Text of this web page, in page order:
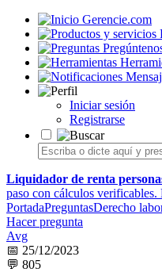
Gerencie.com
Iniciar sesión
Registrarse
Liquidador de renta
paso con cálculos verificables.
PortadaPreguntasDerecho
Hacer pregunta
Avg
📅 25/12/2023
💬 805